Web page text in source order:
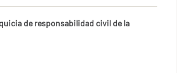
de responsabilidad civil de la